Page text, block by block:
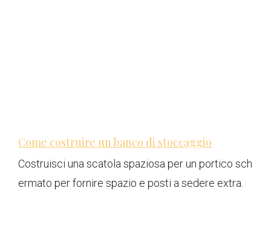
Come costruire un banco di stoccaggio
Costruisci una scatola spaziosa per un portico sch
ermato per fornire spazio e posti a sedere extra.